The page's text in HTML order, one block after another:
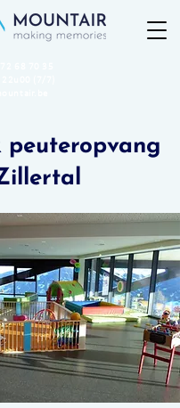
peuteropvang